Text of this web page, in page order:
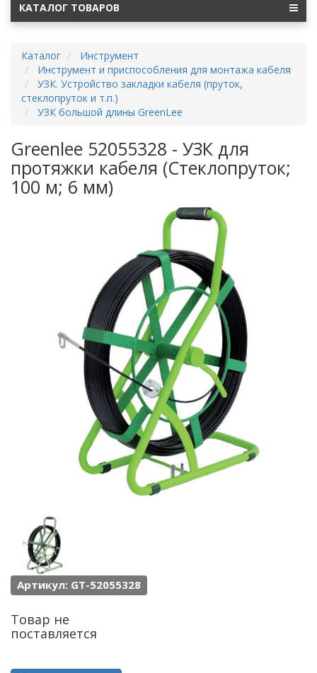
КАТАЛОГ ТОВАРОВ
Каталог
Инструмент
Инструмент и приспособления для монтажа кабеля
УЗК. Устройство закладки кабеля (пруток,
стеклопруток и т.п.)
УЗК большой длины GreenLee
Greenlee 52055328 - УЗК для
протяжки кабеля (Стеклопруток;
100 м; 6 мм)
Артикул: GT-52055328
Товар не
поставляется